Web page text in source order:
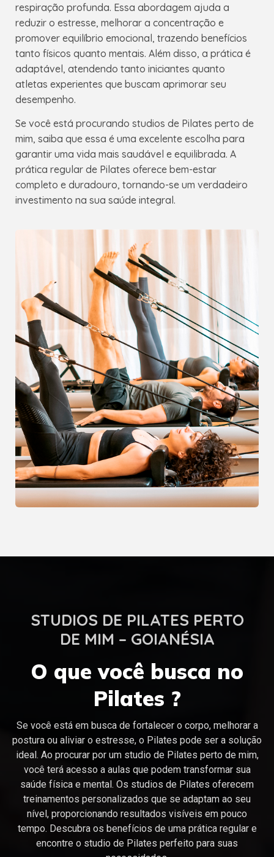
respiração profunda. Essa abordagem ajuda a
reduzir o estresse, melhorar a concentração e
promover equilíbrio emocional, trazendo benefícios
tanto físicos quanto mentais. Além disso, a prática é
adaptável, atendendo tanto iniciantes quanto
atletas experientes que buscam aprimorar seu
desempenho.
Se você está procurando studios de Pilates perto de
mim, saiba que essa é uma excelente escolha para
garantir uma vida mais saudável e equilibrada. A
prática regular de Pilates oferece bem-estar
completo e duradouro, tornando-se um verdadeiro
investimento na sua saúde integral.
STUDIOS DE PILATES PERTO
DE MIM – GOIANÉSIA
O que você busca no
Pilates ?
Se você está em busca de fortalecer o corpo, melhorar a
postura ou aliviar o estresse, o Pilates pode ser a solução
ideal. Ao procurar por um studio de Pilates perto de mim,
você terá acesso a aulas que podem transformar sua
saúde física e mental. Os studios de Pilates oferecem
treinamentos personalizados que se adaptam ao seu
nível, proporcionando resultados visíveis em pouco
tempo. Descubra os benefícios de uma prática regular e
encontre o studio de Pilates perfeito para suas